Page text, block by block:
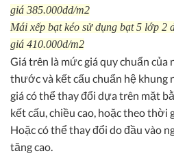
giá 385.000dd/m2
Mái xếp bạt kéo sử dụng bạt 5 lớp 2
giá 410.000d/m2
Giá trên là mức giá quy chuẩn của
thước và kết cấu chuẩn hệ khung
giá có thể thay đổi dựa trên mặt
kết cấu, chiều cao, hoặc theo thời
Hoặc có thể thay đổi do đầu vào
tăng cao.